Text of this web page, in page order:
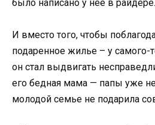
было написано у нее в райдере.
И вместо того, чтобы
подаренное жилье – у самого-
он стал выдвигать
его бедная мама — папы уже
молодой семье не подарила